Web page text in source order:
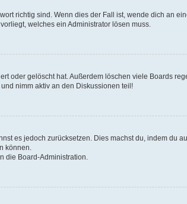
richtig sind. Wenn dies der Fall ist, wende dich an
welches ein Administrator lösen muss.
oder gelöscht hat. Außerdem löschen viele Boards
nimm aktiv an den Diskussionen teil!
es jedoch zurücksetzen. Dies machst du, indem du
können.
die Board-Administration.